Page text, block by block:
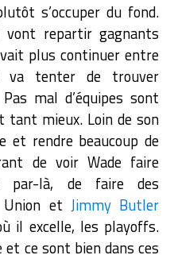
s’occuper du fond.
vont repartir gagnants
plus continuer entre
va tenter de trouver
mal d’équipes sont
tant mieux. Loin de son
et rendre beaucoup de
de voir Wade faire
par-là, de faire des
Union etJimmy Butler
il excelle, les playoffs.
et ce sont bien dans ces